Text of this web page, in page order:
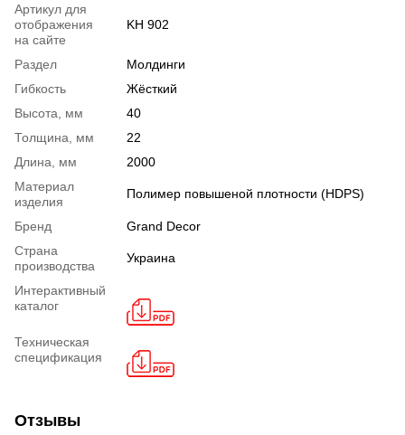
Артикул для
отображения
на сайте
KH 902
Раздел
Молдинги
Гибкость
Жёсткий
Высота, мм
40
Толщина, мм
22
Длина, мм
2000
Материал
изделия
Полимер повышеной плотности (HDPS)
Бренд
Grand Decor
Страна
производства
Украина
Интерактивный
каталог
Техническая
спецификация
Отзывы